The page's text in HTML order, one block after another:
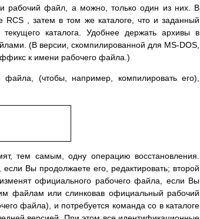
рабочий файл, а можно, только один из них. В
RCS , затем в том же каталоге, что и заданный
каталога. Удобнее держать архивы в
(В версии, скомпилированной для MS-DOS,
к имени рабочего файла.)
файла, (чтобы, например, компилировать его),
тем самым, одну операцию восстановления.
Вы продолжаете его, редактировать; второй
официального рабочего файла, если Вы
файлам или слинковав официальный рабочий
файла), и потребуется команда co в каталоге